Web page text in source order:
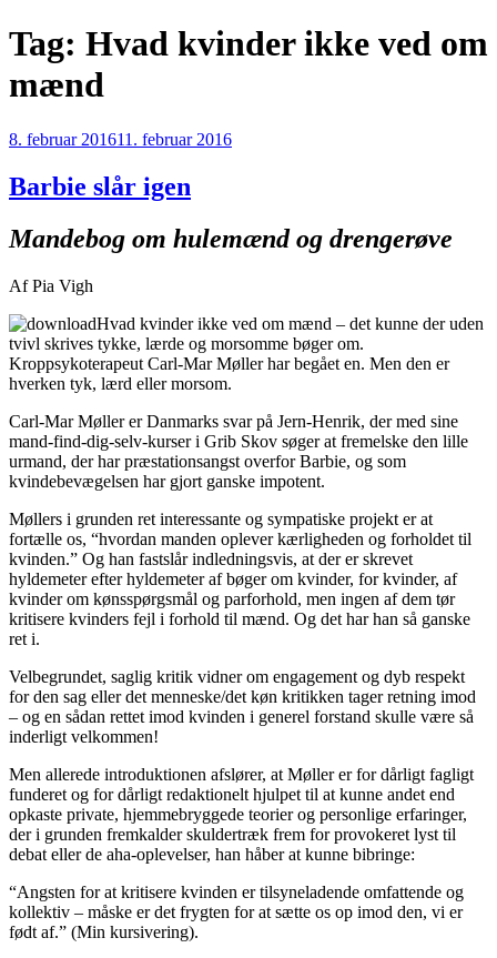
Videre
til
Tag: Hvad kvinder ikke ved om
mænd
Udgivet
8. februar 201611. februar 2016
Barbie slår igen
Mandebog om hulemænd og drengerøve
Af Pia Vigh
Hvad kvinder ikke ved om mænd – det kunne der uden
tvivl skrives tykke, lærde og morsomme bøger om.
Kroppsykoterapeut Carl-Mar Møller har begået en. Men den er
hverken tyk, lærd eller morsom.
Carl-Mar Møller er Danmarks svar på Jern-Henrik, der med sine
mand-find-dig-selv-kurser i Grib Skov søger at fremelske den lille
urmand, der har præstationsangst overfor Barbie, og som
kvindebevægelsen har gjort ganske impotent.
Møllers i grunden ret interessante og sympatiske projekt er at
fortælle os, “hvordan manden oplever kærligheden og forholdet til
kvinden.” Og han fastslår indledningsvis, at der er skrevet
hyldemeter efter hyldemeter af bøger om kvinder, for kvinder, af
kvinder om kønsspørgsmål og parforhold, men ingen af dem tør
kritisere kvinders fejl i forhold til mænd. Og det har han så ganske
ret i.
Velbegrundet, saglig kritik vidner om engagement og dyb respekt
for den sag eller det menneske/det køn kritikken tager retning imod
– og en sådan rettet imod kvinden i generel forstand skulle være så
inderligt velkommen!
Men allerede introduktionen afslører, at Møller er for dårligt fagligt
funderet og for dårligt redaktionelt hjulpet til at kunne andet end
opkaste private, hjemmebryggede teorier og personlige erfaringer,
der i grunden fremkalder skuldertræk frem for provokeret lyst til
debat eller de aha-oplevelser, han håber at kunne bibringe:
“Angsten for at kritisere kvinden er tilsyneladende omfattende og
kollektiv – måske er det frygten for at sætte os op imod den, vi er
født af.” (Min kursivering).